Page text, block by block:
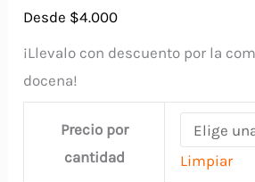
Desde $4.000
¡Llevalo con descuento por la
docena!
Precio por
cantidad
Limpiar